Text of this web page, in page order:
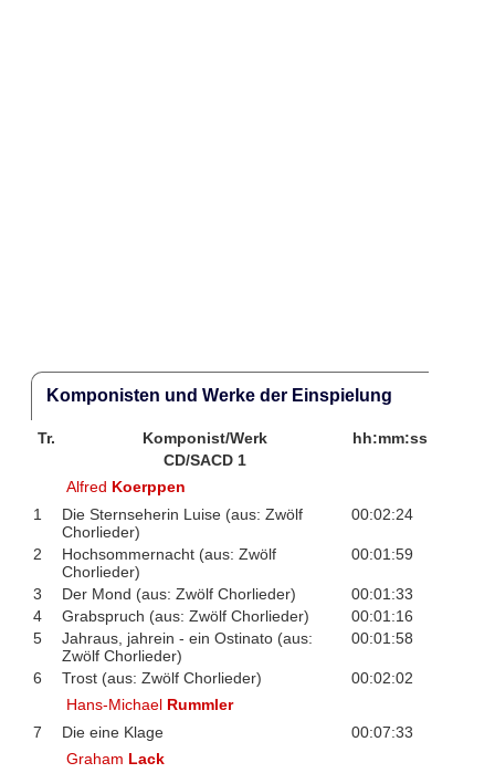
Komponisten und Werke der Einspielung
Tr. Komponist/Werk
hh:mm:ss
CD/SACD 1
Alfred Koerppen
1
Die Sternseherin Luise (aus: Zwölf
Chorlieder)
00:02:24
2
Hochsommernacht (aus: Zwölf
Chorlieder)
00:01:59
3 Der Mond (aus: Zwölf Chorlieder)
00:01:33
4
Grabspruch (aus: Zwölf Chorlieder)
00:01:16
5
Jahraus, jahrein - ein Ostinato (aus:
Zwölf Chorlieder)
00:01:58
6 Trost (aus: Zwölf Chorlieder)
00:02:02
Hans-Michael Rummler
7
Die eine Klage
00:07:33
Graham Lack